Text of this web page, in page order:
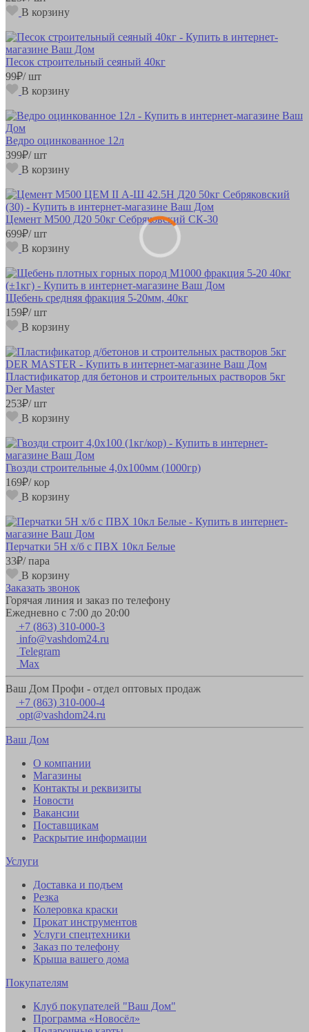
В корзину
Песок строительный сеяный 40кг
99₽/ шт
В корзину
Ведро оцинкованное 12л
399₽/ шт
В корзину
Цемент М500 Д20 50кг Себряковский СК-30
699₽/ шт
В корзину
Щебень средняя фракция 5-20мм, 40кг
159₽/ шт
В корзину
Пластификатор для бетонов и строительных растворов 5кг
Der Master
253₽/ шт
В корзину
Гвозди строительные 4,0х100мм (1000гр)
169₽/ кор
В корзину
Перчатки 5Н х/б с ПВХ 10кл Белые
33₽/ пара
В корзину
Заказать звонок
Горячая линия и заказ по телефону
Ежедневно с 7:00 до 20:00
+7 (863) 310-000-3
info@vashdom24.ru
Telegram
Max
Ваш Дом Профи - отдел оптовых продаж
+7 (863) 310-000-4
opt@vashdom24.ru
Ваш Дом
О компании
Магазины
Контакты и реквизиты
Новости
Вакансии
Поставщикам
Раскрытие информации
Услуги
Доставка и подъем
Резка
Колеровка краски
Прокат инструментов
Услуги спецтехники
Заказ по телефону
Крыша вашего дома
Покупателям
Клуб покупателей "Ваш Дом"
Программа «Новосёл»